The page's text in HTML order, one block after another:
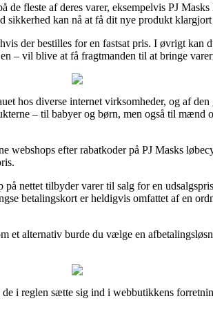
fleste af deres varer, eksempelvis PJ
sikkerhed kan nå at få dit nye produkt
der bestilles for en fastsat pris. I øvrigt kan
– vil blive at få fragtmanden til at bringe
hos diverse internet virksomheder, og af
– til babyer og børn, men også til mænd
webshops efter rabatkoder på PJ Masks
nettet tilbyder varer til salg for en
betalingskort er heldigvis omfattet af en
et alternativ burde du vælge en
i reglen sætte sig ind i webbutikkens